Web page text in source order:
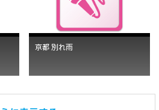
京都 別れ雨